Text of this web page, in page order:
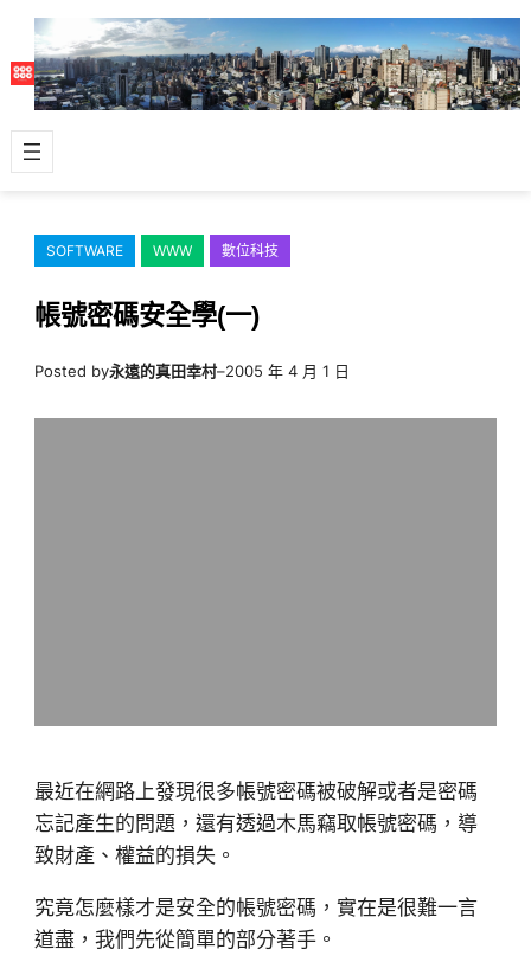
主
容
SOFTWARE WWW 數位科技
帳號密碼安全學(一)
Posted by永遠的真田幸村–2005 年 4 月 1 日
最近在網路上發現很多帳號密碼被破解或者是密碼
忘記產生的問題，還有透過木馬竊取帳號密碼，導
致財產、權益的損失。
究竟怎麼樣才是安全的帳號密碼，實在是很難一言
道盡，我們先從簡單的部分著手。